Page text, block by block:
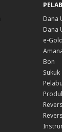
Dana
Dana
e-
Bon
Sukuk